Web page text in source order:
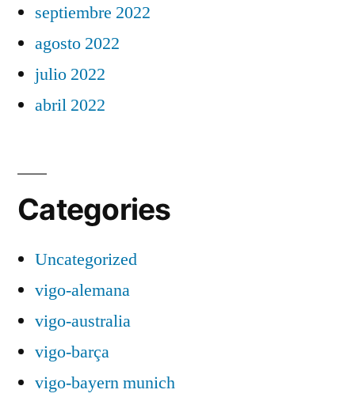
septiembre 2022
agosto 2022
julio 2022
abril 2022
Categories
Uncategorized
vigo-alemana
vigo-australia
vigo-barça
vigo-bayern munich